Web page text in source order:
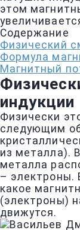
этом
Содержание
Физический
Формула
Магнитный
индукции
Физически
следующим
из металла).
металла
– электроны.
какое
(электроны)
движутся.